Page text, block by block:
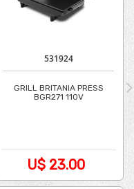
531924
GRILL BRITANIA PRESS
BGR271 110V
U$ 23.00